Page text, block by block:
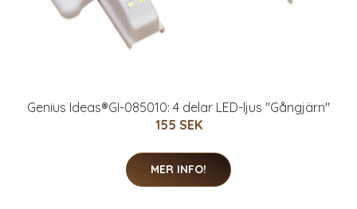
Genius Ideas®GI-085010: 4 delar LED-ljus "Gångjärn"
155 SEK
MER INFO!